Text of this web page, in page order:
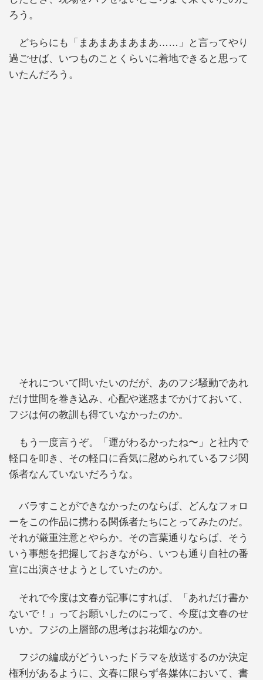
ろう。
どちらにも「まあまあまあまあ……」と言ってやり
過ごせば、いつものことくらいに着地できると思って
いたんだろう。
それについて問いたいのだが、あのフジ騒動であれ
だけ世間を巻き込み、心配や迷惑までかけておいて、
フジは何の教訓も得ていなかったのか。
もう一度言うぞ。「運がわるかったね〜」と社内で
軽口を叩き、その軽口に呑気に慰められているフジ関
係者なんていないだろうな。
バラすことができなかったのならば、どんなフォロ
ーをこの作品に携わる関係者たちにとってみたのだ。
それが厳重注意とやらか。その言葉通りならば、そう
いう事態を把握しておきながら、いつも通り自社の番
宣に出演させようとしていたのか。
それで今度は文春が記事にすれば、「あれだけ書か
ないで！」ってお願いしたのにって、今度は文春のせ
いか。フジの上層部の思考はお花畑なのか。
フジの編成がどういったドラマを放送するのか決定
権利があるように、文春に限らず各媒体において、書